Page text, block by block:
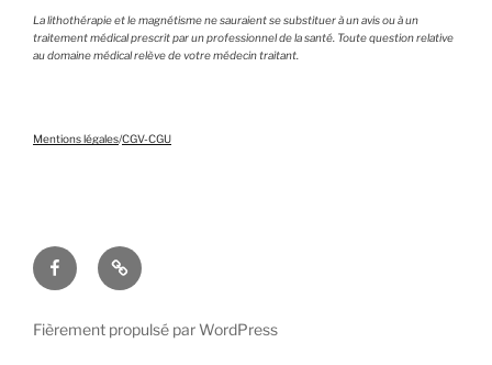
La lithothérapie et le magnétisme ne sauraient se substituer à un avis ou à un
traitement médical prescrit par un professionnel de la santé. Toute question relative
au domaine médical relève de votre médecin traitant.
Mentions légales/CGV-CGU
FacebookMentions
légales
CGV/CGU
Fièrement propulsé par WordPress